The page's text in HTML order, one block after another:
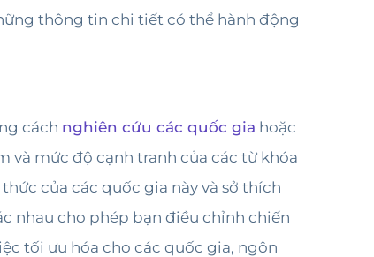
thông tin chi tiết có thể hành động
cách nghiên cứu các quốc gia hoặc
và mức độ cạnh tranh của các từ khóa
của các quốc gia này và sở thích
nhau cho phép bạn điều chỉnh chiến
tối ưu hóa cho các quốc gia, ngôn